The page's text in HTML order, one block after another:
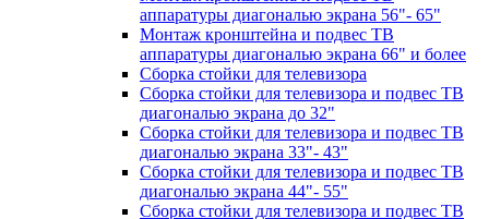
аппаратуры диагональю экрана 56"- 65"
Монтаж кронштейна и подвес ТВ
аппаратуры диагональю экрана 66" и более
Сборка стойки для телевизора
Сборка стойки для телевизора и подвес ТВ
диагональю экрана до 32"
Сборка стойки для телевизора и подвес ТВ
диагональю экрана 33"- 43"
Сборка стойки для телевизора и подвес ТВ
диагональю экрана 44"- 55"
Сборка стойки для телевизора и подвес ТВ